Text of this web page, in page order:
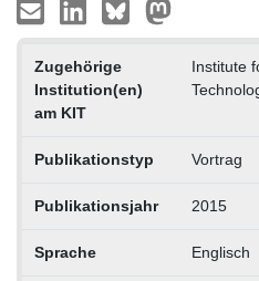
Zugehörige
Institution(en)
am KIT
Institute
Publikationstyp Vortrag
Publikationsjahr 2015
Sprache Englisch